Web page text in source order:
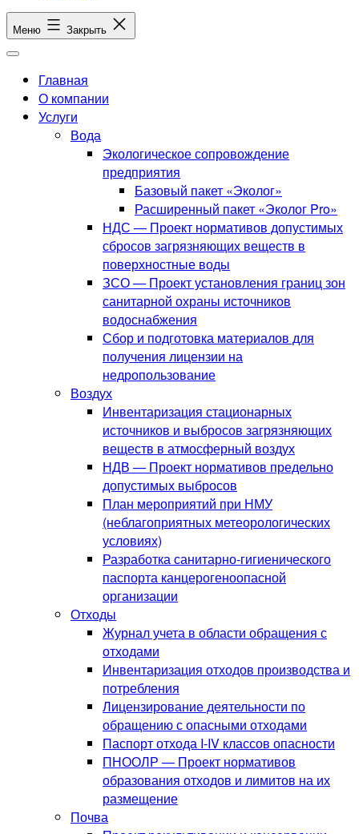
Меню Закрыть
Главная
О компании
Услуги
Вода
Экологическое сопровождение
предприятия
Базовый пакет «Эколог»
Расширенный пакет «Эколог Pro»
НДС — Проект нормативов допустимых
сбросов загрязняющих веществ в
поверхностные воды
ЗСО — Проект установления границ зон
санитарной охраны источников
водоснабжения
Сбор и подготовка материалов для
получения лицензии на
недропользование
Воздух
Инвентаризация стационарных
источников и выбросов загрязняющих
веществ в атмосферный воздух
НДВ — Проект нормативов предельно
допустимых выбросов
План мероприятий при НМУ
(неблагоприятных метеорологических
условиях)
Разработка санитарно-гигиенического
паспорта канцерогеноопасной
организации
Отходы
Журнал учета в области обращения с
отходами
Инвентаризация отходов производства и
потребления
Лицензирование деятельности по
обращению с опасными отходами
Паспорт отхода I-IV классов опасности
ПНООЛР — Проект нормативов
образования отходов и лимитов на их
размещение
Почва